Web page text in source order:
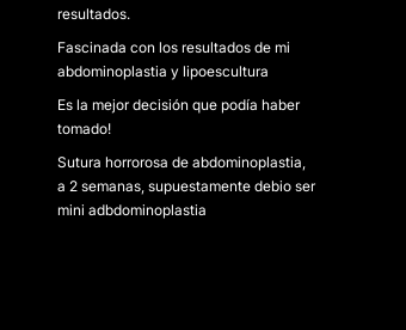
resultados.
Fascinada con los resultados de mi
abdominoplastia y lipoescultura
Es la mejor decisión que podía haber
tomado!
Sutura horrorosa de abdominoplastia,
a 2 semanas, supuestamente debio ser
mini adbdominoplastia